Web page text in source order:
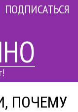
ПОДПИСАТЬСЯ
ПОЧЕМУ